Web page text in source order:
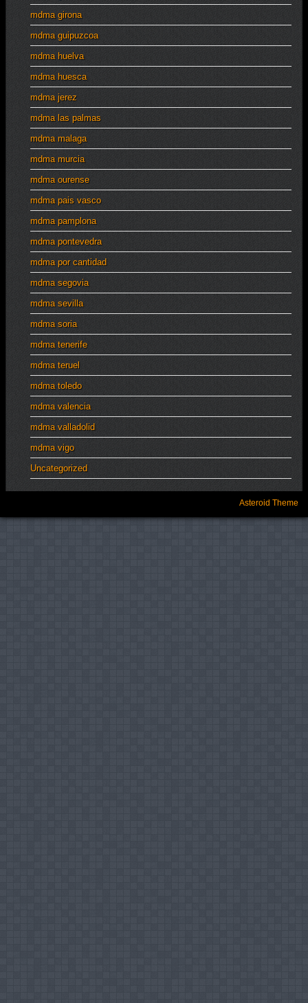
mdma girona
mdma guipuzcoa
mdma huelva
mdma huesca
mdma jerez
mdma las palmas
mdma malaga
mdma murcia
mdma ourense
mdma pais vasco
mdma pamplona
mdma pontevedra
mdma por cantidad
mdma segovia
mdma sevilla
mdma soria
mdma tenerife
mdma teruel
mdma toledo
mdma valencia
mdma valladolid
mdma vigo
Uncategorized
Asteroid Theme